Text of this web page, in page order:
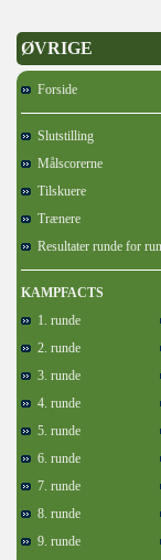
ØVRIGE
Forside
Slutstilling
Målscorerne
Tilskuere
Trænere
Resultater runde for
KAMPFACTS
1. runde
2. runde
3. runde
4. runde
5. runde
6. runde
7. runde
8. runde
9. runde